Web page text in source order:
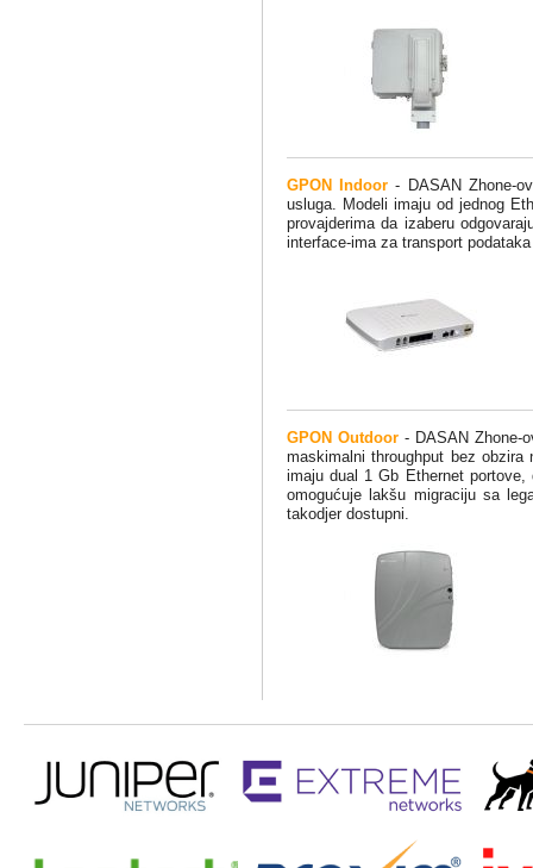
GPON Indoor - DASAN Zhone-
usluga. Modeli imaju od jednog
provajderima da izaberu
interface-ima za transport
GPON Outdoor - DASAN Zhone-
maskimalni throughput bez
imaju dual 1 Gb Ethernet
omogućuje lakšu migraciju sa
takodjer dostupni.